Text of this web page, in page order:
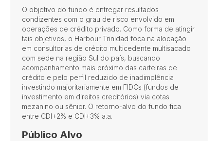
O objetivo do fundo é entregar resultados
condizentes com o grau de risco envolvido em
operações de crédito privado. Como forma de atingir
tais objetivos, o Harbour Trinidad foca na alocação
em consultorias de crédito multicedente multisacado
com sede na região Sul do país, buscando
acompanhamento mais próximo das carteiras de
crédito e pelo perfil reduzido de inadimplência
investindo majoritariamente em FIDCs (fundos de
investimento em direitos creditórios) via cotas
mezanino ou sênior. O retorno-alvo do fundo fica
entre CDI+2% e CDI+3% a.a.
Público Alvo